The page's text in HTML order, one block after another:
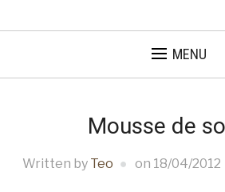
MENU
Mousse de
Written by Teo on 18/04/2012